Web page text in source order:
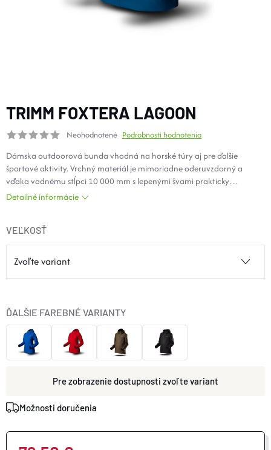
CYKLISTIKA
Obchodné podmienky
Podmienky ochrany osobných údajov
Reklamácie
TRIMM FOXTERA LAGOON
Neohodnotené Podrobnosti hodnotenia
Dámska outdoorová bunda vhodná na horské túry aj pre ďalšie
športové aktivity. Vrchný materiál je mimoriadne oderuvzdorný a
vďaka vodnému stĺpci 10 000 mm s lepenými švami prakticky
nepremokavý. Pre ešte účinnejšie odvetranie je opatrená v podpazuší
spodného kraja. Táto bunda vám bude skvelým spoločníkom v prírode
aj v meste.
Detailné informácie
VEĽKOSŤ
zvoľte variant
ĎALŠIE FAREBNÉ VARIANTY
Možnosti doručenia